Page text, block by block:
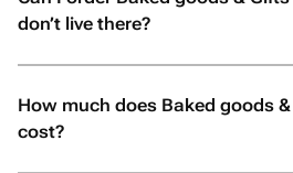
don’t live there?
How much does Baked goods
cost?